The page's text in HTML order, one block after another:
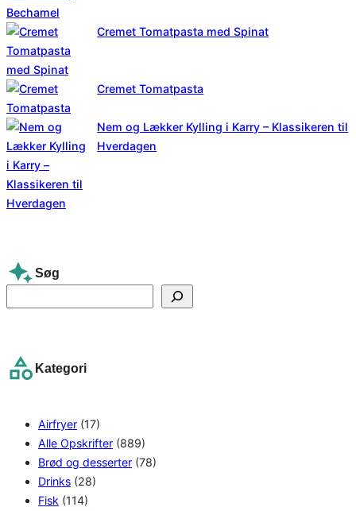
Cremet Tomatpasta med Spinat
Cremet Tomatpasta
Nem og Lækker Kylling i Karry – Klassikeren til
Hverdagen
Søg
e
c
Kategori
Airfryer (17)
Alle Opskrifter (889)
Brød og desserter (78)
Drinks (28)
Fisk (114)